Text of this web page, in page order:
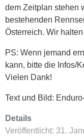
dem Zeitplan stehen
bestehenden
Österreich. Wir
PS: Wenn jemand
kann, bitte die Infos/
Vielen Dank!
Text und Bild:
Details
Veröffentlicht: 31.